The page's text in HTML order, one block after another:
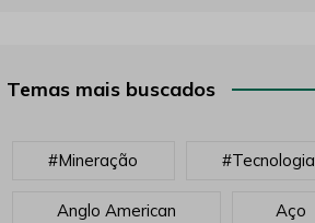
Temas mais buscados
#mineração #tecnologia
Anglo American Aço